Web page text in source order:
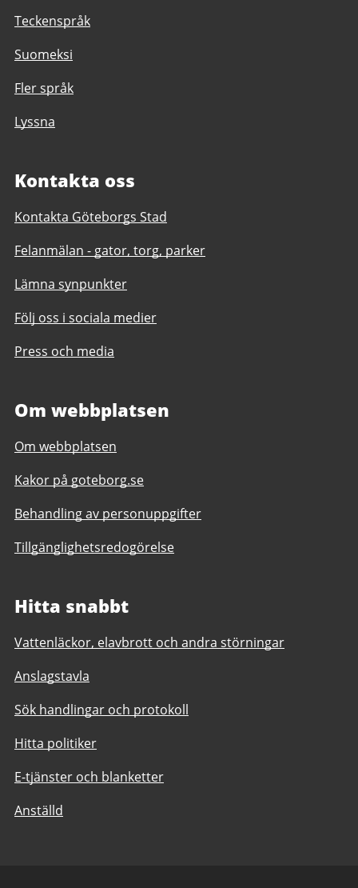
Teckenspråk
Suomeksi
Fler språk
Lyssna
Kontakta oss
Kontakta Göteborgs Stad
Felanmälan - gator, torg, parker
Lämna synpunkter
Följ oss i sociala medier
Press och media
Om webbplatsen
Om webbplatsen
Kakor på goteborg.se
Behandling av personuppgifter
Tillgänglighetsredogörelse
Hitta snabbt
Vattenläckor, elavbrott och andra störningar
Anslagstavla
Sök handlingar och protokoll
Hitta politiker
E-tjänster och blanketter
Anställd